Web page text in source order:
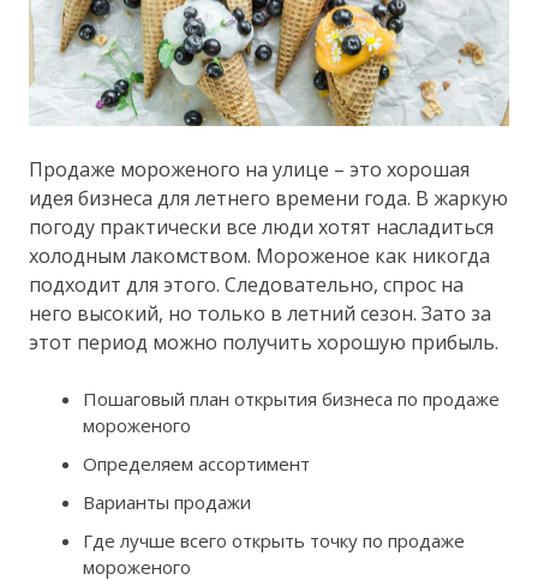
Продаже мороженого на улице – это хорошая
идея бизнеса для летнего времени года. В жаркую
погоду практически все люди хотят насладиться
холодным лакомством. Мороженое как никогда
подходит для этого. Следовательно, спрос на
него высокий, но только в летний сезон. Зато за
этот период можно получить хорошую прибыль.
Пошаговый план открытия бизнеса по продаже
мороженого
Определяем ассортимент
Варианты продажи
Где лучше всего открыть точку по продаже
мороженого